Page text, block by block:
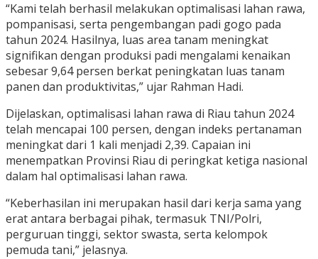
“Kami telah berhasil melakukan optimalisasi lahan rawa,
pompanisasi, serta pengembangan padi gogo pada
tahun 2024. Hasilnya, luas area tanam meningkat
signifikan dengan produksi padi mengalami kenaikan
sebesar 9,64 persen berkat peningkatan luas tanam
panen dan produktivitas,” ujar Rahman Hadi.
Dijelaskan, optimalisasi lahan rawa di Riau tahun 2024
telah mencapai 100 persen, dengan indeks pertanaman
meningkat dari 1 kali menjadi 2,39. Capaian ini
menempatkan Provinsi Riau di peringkat ketiga nasional
dalam hal optimalisasi lahan rawa.
“Keberhasilan ini merupakan hasil dari kerja sama yang
erat antara berbagai pihak, termasuk TNI/Polri,
perguruan tinggi, sektor swasta, serta kelompok
pemuda tani,” jelasnya.